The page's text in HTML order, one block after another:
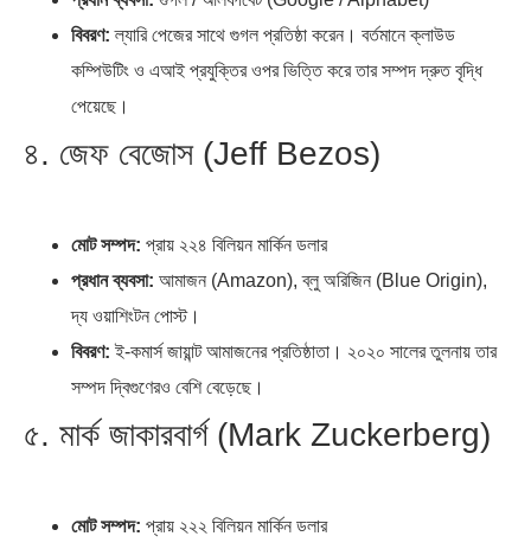
বিবরণ: ল্যারি পেজের সাথে গুগল প্রতিষ্ঠা করেন। বর্তমানে ক্লাউড
কম্পিউটিং ও এআই প্রযুক্তির ওপর ভিত্তি করে তার সম্পদ দ্রুত বৃদ্ধি
পেয়েছে।
৪. জেফ বেজোস (Jeff Bezos)
মোট সম্পদ: প্রায় ২২৪ বিলিয়ন মার্কিন ডলার
প্রধান ব্যবসা: আমাজন (Amazon), ব্লু অরিজিন (Blue Origin),
দ্য ওয়াশিংটন পোস্ট।
বিবরণ: ই-কমার্স জায়ান্ট আমাজনের প্রতিষ্ঠাতা। ২০২০ সালের তুলনায় তার
সম্পদ দ্বিগুণেরও বেশি বেড়েছে।
৫. মার্ক জাকারবার্গ (Mark Zuckerberg)
মোট সম্পদ: প্রায় ২২২ বিলিয়ন মার্কিন ডলার